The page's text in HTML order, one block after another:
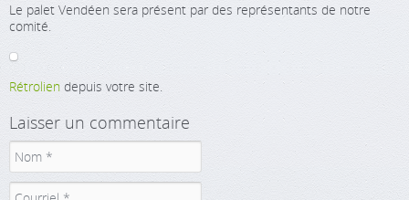
Le palet Vendéen sera présent par des représentants de notre
comité.
Rétrolien depuis votre site.
Laisser un commentaire